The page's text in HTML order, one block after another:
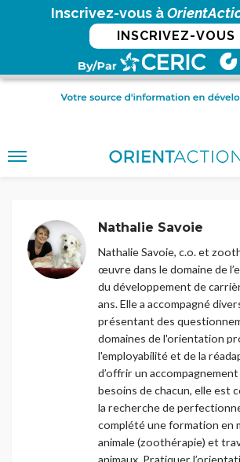
Inscrivez-vous à
INSCRIVEZ-VOUS
Nathalie Savoie
Nathalie Savoie, c.o. et
œuvre dans le domaine de
du développement de
ans. Elle a accompagné
présentant des
domaines de l'orientation
l'employabilité et de la
d’offrir un
besoins de chacun, elle est
la recherche de
complété une formation en
animale (zoothérapie) et
animaux. Pratiquer